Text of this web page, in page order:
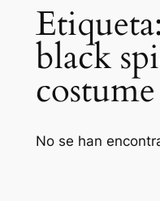
Etiqueta:
black
costume
No se han